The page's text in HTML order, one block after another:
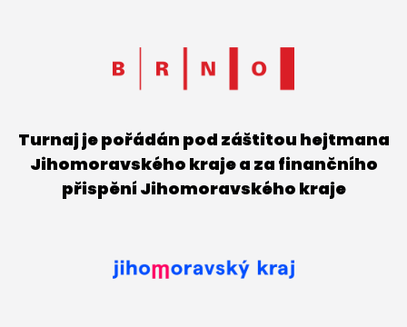
Turnaj je pořádán pod záštitou hejtmana
Jihomoravského kraje a za finančního
přispění Jihomoravského kraje